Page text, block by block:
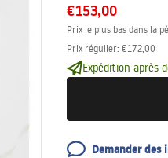
€153,00
Prix le plus bas dans la
Prix régulier: €172,00
Expédition après-
Demander